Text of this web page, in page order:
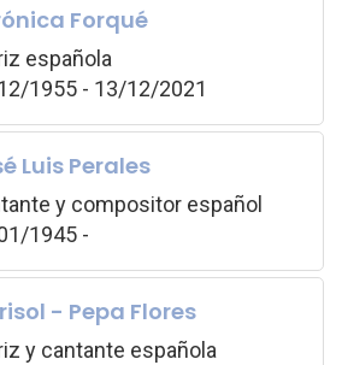
Forqué
española
1955 - 13/12/2021
Luis Perales
y compositor español
1945 -
- Pepa Flores
y cantante española